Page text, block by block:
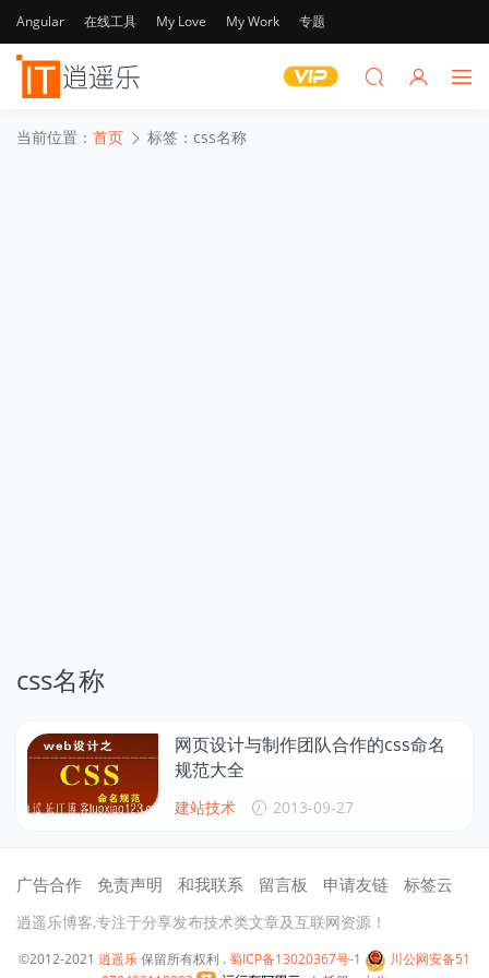
Angular 在线工具 My Love My Work 专题
当前位置： 首页 标签：css名称
css名称
网页设计与制作团队合作的css命名
规范大全
建站技术 2013-09-27
广告合作 免责声明 和我联系 留言板 申请友链 标签云
逍遥乐博客,专注于分享发布技术类文章及互联网资源！
©2012-2021 逍遥乐保留所有权利 . 蜀ICP备13020367号-1
川公网安备51